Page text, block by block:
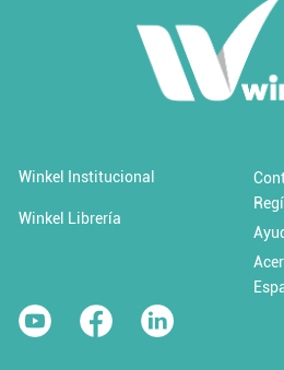
Cambio climático y
$0.00 USD /
Winkel Institucional
Winkel Librería